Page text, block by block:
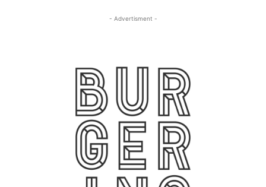
- Advertisment -